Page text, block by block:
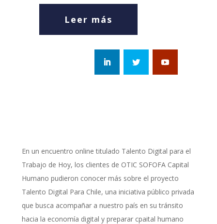
Leer más
En un encuentro online titulado Talento Digital para el
Trabajo de Hoy, los clientes de OTIC SOFOFA Capital
Humano pudieron conocer más sobre el proyecto
Talento Digital Para Chile, una iniciativa público privada
que busca acompañar a nuestro país en su tránsito
hacia la economía digital y preparar cpaital humano